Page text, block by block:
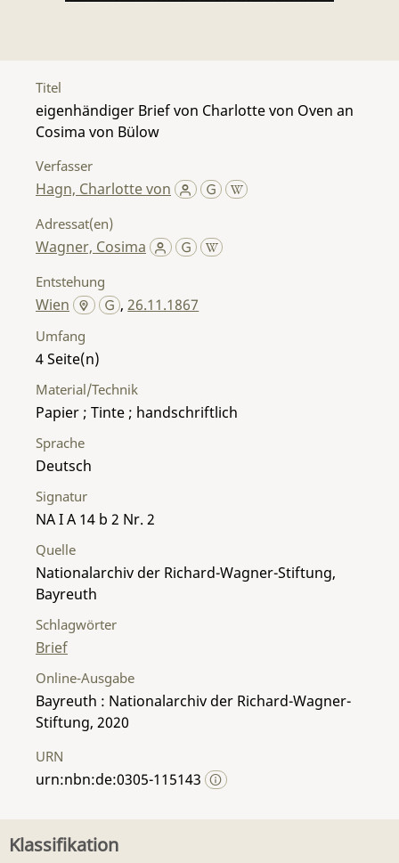
Titel
eigenhändiger Brief von Charlotte von Oven an
Cosima von Bülow
Verfasser
Hagn, Charlotte von
Adressat(en)
Wagner, Cosima
Entstehung
Wien ,26.11.1867
Umfang
4
Material/Technik
Papier ; Tinte ; handschriftlich
Sprache
Deutsch
Signatur
NA I A 14 b 2 Nr. 2
Quelle
Nationalarchiv der Richard-Wagner-Stiftung,
Bayreuth
Schlagwörter
Brief
Online-Ausgabe
Bayreuth : Nationalarchiv der Richard-Wagner-
Stiftung, 2020
URN
urn:nbn:de:0305-115143
Klassifikation